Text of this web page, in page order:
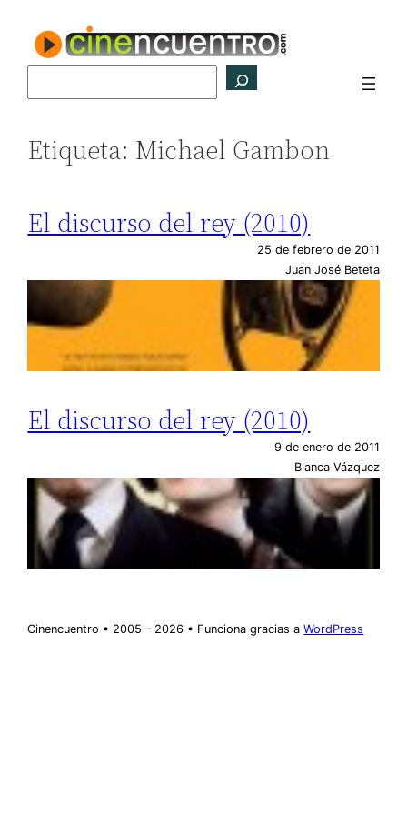
contenido
Etiqueta: Michael Gambon
El discurso del rey (2010)
25 de febrero de 2011
Juan José Beteta
El discurso del rey (2010)
9 de enero de 2011
Blanca Vázquez
Cinencuentro • 2005 – 2026 • Funciona gracias aWordPress